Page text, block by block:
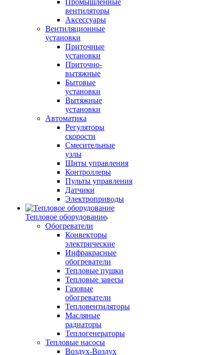
Промышленные
вентиляторы
Аксессуары
Вентиляционные
установки
Приточные
установки
Приточно-
вытяжные
Бытовые
установки
Вытяжные
установки
Автоматика
Регуляторы
скорости
Смесительные
узлы
Щиты управления
Контроллеры
Пульты управления
Датчики
Электроприводы
Тепловое оборудование
Обогреватели
Конвекторы
электрические
Инфракрасные
обогреватели
Тепловые пушки
Тепловые завесы
Газовые
обогреватели
Тепловентиляторы
Масляные
радиаторы
Теплогенераторы
Тепловые насосы
Воздух-Воздух